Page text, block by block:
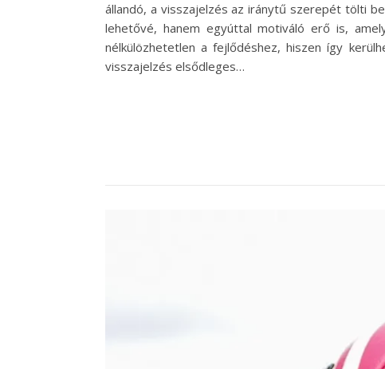
állandó, a visszajelzés az iránytű szerepét tölti
lehetővé, hanem egyúttal motiváló erő is,
nélkülözhetetlen a fejlődéshez, hiszen így
visszajelzés elsődleges…